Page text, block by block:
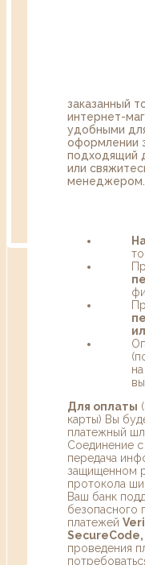
заказанный
интернет-
удобными
оформлении
подходящий
или
менеджером.
Для оплаты
карты) Вы
платежный
Соединение
передача
защищенном
протокола
Ваш банк
безопасного
платежей
SecureCode,
проведения